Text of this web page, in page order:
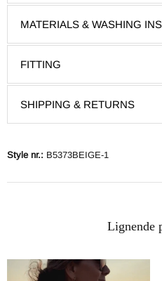
MATERIALS & WASHING
FITTING
SHIPPING & RETURNS
Style nr.: B5373BEIGE-1
Lignende